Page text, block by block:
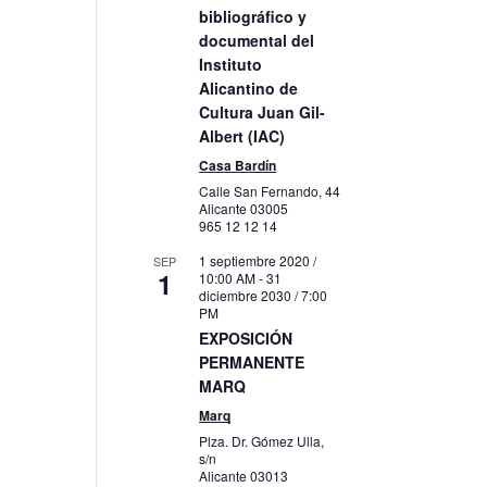
bibliográfico y
documental del
Instituto
Alicantino de
Cultura Juan Gil-
Albert (IAC)
Casa Bardín
Calle San Fernando, 44
Alicante03005
965 12 12 14
SEP
1
1 septiembre 2020 /
10:00 AM-31
diciembre 2030 / 7:00
PM
EXPOSICIÓN
PERMANENTE
MARQ
Marq
Plza. Dr. Gómez Ulla,
s/n
Alicante03013